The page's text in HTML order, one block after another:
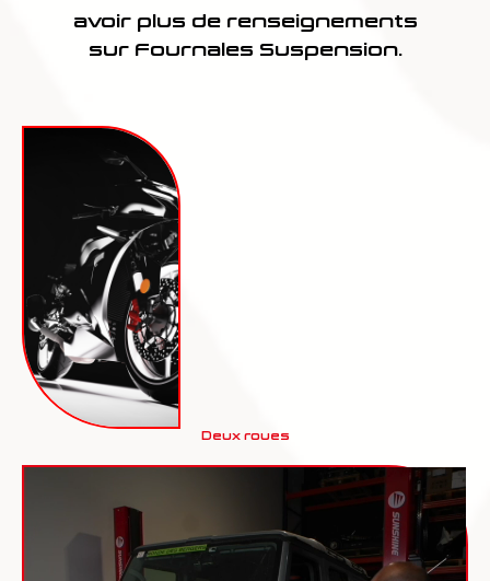
avoir plus de renseignements
sur Fournales Suspension.
Deux roues